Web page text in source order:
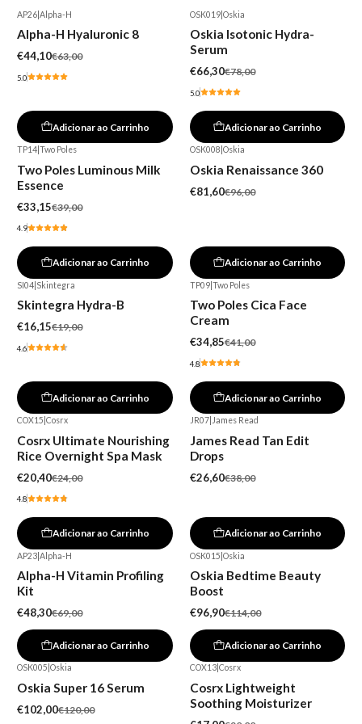
AP26 Alpha-H
Alpha-H Hyaluronic 8
€44,10€63,00
5.0
Adicionar ao Carrinho
OSK019| Oskia
Oskia Isotonic Hydra-
Serum
€66,30€78,00
5.0
Adicionar ao Carrinho
TP14 Two Poles
Two Poles Luminous Milk
Essence
€33,15€39,00
4.9
Adicionar ao Carrinho
OSK008 Oskia
Oskia Renaissance 360
€81,60€96,00
Adicionar ao Carrinho
SI04 Skintegra
Skintegra Hydra-B
€16,15€19,00
4.6
Adicionar ao Carrinho
TP09| Two Poles
Two Poles Cica Face
Cream
€34,85€41,00
4.8
Adicionar ao Carrinho
COX15 Cosrx
Cosrx Ultimate Nourishing
Rice Overnight Spa Mask
€20,40€24,00
4.8
Adicionar ao Carrinho
JR07| James Read
James Read Tan Edit
Drops
€26,60€38,00
Adicionar ao Carrinho
AP23 Alpha-H
Alpha-H Vitamin Profiling
Kit
€48,30€69,00
Adicionar ao Carrinho
OSK015 Oskia
Oskia Bedtime Beauty
Boost
€96,90€114,00
Adicionar ao Carrinho
OSK005 Oskia
Oskia Super 16 Serum
€102,00€120,00
COX13| Cosrx
Cosrx Lightweight
Soothing Moisturizer